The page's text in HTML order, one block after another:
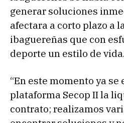
generar soluciones
afectara a corto plazo a
ibaguereñas que con
deporte un estilo de vida.
“En este momento ya
plataforma Secop II la
contrato; realizamos